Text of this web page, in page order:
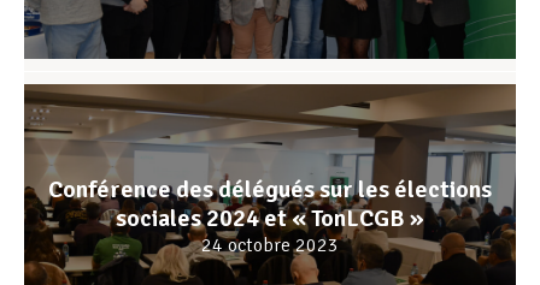
Conférence des délégués sur les élections
sociales 2024 et « TonLCGB »
24 octobre 2023